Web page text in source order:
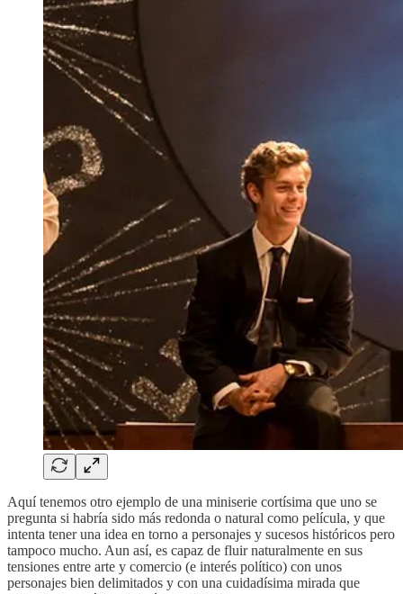
Aquí tenemos otro ejemplo de una miniserie cortísima que uno se
pregunta si habría sido más redonda o natural como película, y que
intenta tener una idea en torno a personajes y sucesos históricos pero
tampoco mucho. Aun así, es capaz de fluir naturalmente en sus
tensiones entre arte y comercio (e interés político) con unos
personajes bien delimitados y con una cuidadísima mirada que